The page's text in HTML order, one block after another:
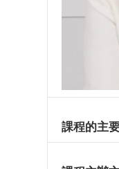
課程的主